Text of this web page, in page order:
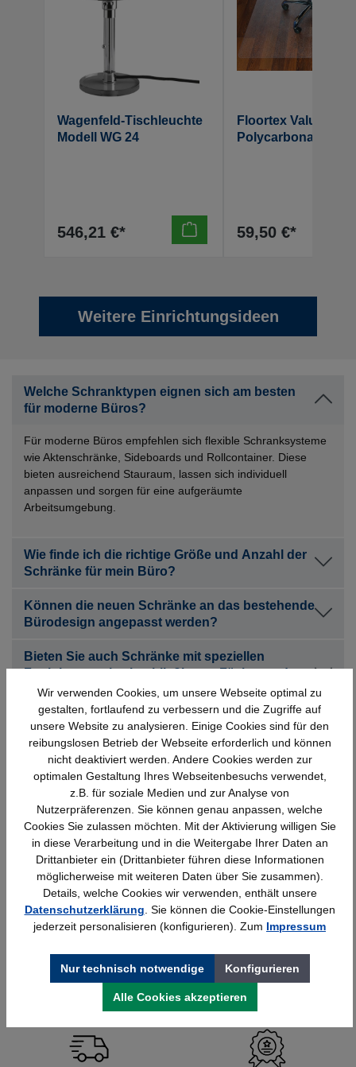
Wagenfeld-Tischleuchte
Modell WG 24
546,21 €*
Floortex
Polycarbonat
59,50 €*
Weitere Einrichtungsideen
Welche Schranktypen eignen sich am besten
für moderne Büros?
Für moderne Büros empfehlen sich flexible Schranksysteme
wie Aktenschränke, Sideboards und Rollcontainer. Diese
bieten ausreichend Stauraum, lassen sich individuell
anpassen und sorgen für eine aufgeräumte
Arbeitsumgebung.
Wie finde ich die richtige Größe und Anzahl der
Schränke für mein Büro?
Können die neuen Schränke an das bestehende
Bürodesign angepasst werden?
Bieten Sie auch Schränke mit speziellen
Funktionen, wie abschließbaren Fächern oder
Akustik-Elementen an?
Übernehmen Sie auch die Lieferung und
Montage der neuen Büroschränke?
Wie kann Ordnung im Büro langfristig erhalten
bleiben?
Welche Rolle spielt das Design bei der Auswahl
von Büroschränken?
Wie kann Stauraum flexibel an wechselnde
Anforderungen angepasst werden?
Welche Fehler sollte man bei der
Wie unterstützen digitale Lösungen die
Büroorganisation?
Wir verwenden Cookies, um unsere Webseite optimal zu
gestalten, fortlaufend zu verbessern und die Zugriffe auf
unsere Website zu analysieren. Einige Cookies sind für den
reibungslosen Betrieb der Webseite erforderlich und können
nicht deaktiviert werden. Andere Cookies werden zur
optimalen Gestaltung Ihres Webseitenbesuchs verwendet,
z.B. für soziale Medien und zur Analyse von
Nutzerpräferenzen. Sie können genau anpassen, welche
Cookies Sie zulassen möchten. Mit der Aktivierung willigen Sie
in diese Verarbeitung und in die Weitergabe Ihrer Daten an
Drittanbieter ein (Drittanbieter führen diese Informationen
möglicherweise mit weiteren Daten über Sie zusammen).
Details, welche Cookies wir verwenden, enthält unsere
Datenschutzerklärung . Sie können die Cookie-Einstellungen
jederzeit personalisieren (konfigurieren). Zum Impressum
Nur technisch notwendige Konfigurieren
Alle Cookies akzeptieren